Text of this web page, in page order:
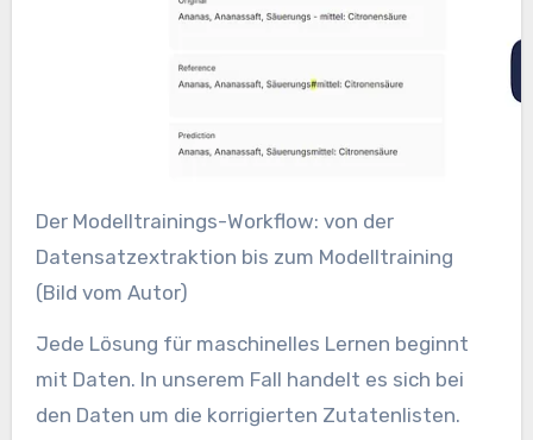
Der Modelltrainings-Workflow: von der
Datensatzextraktion bis zum Modelltraining
(Bild vom Autor)
Jede Lösung für maschinelles Lernen beginnt
mit Daten. In unserem Fall handelt es sich bei
den Daten um die korrigierten Zutatenlisten.